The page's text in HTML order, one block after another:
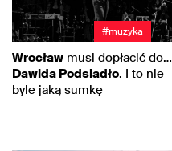
#muzyka
Wrocław musi dopłacić do…
Dawida Podsiadło. I to nie
byle jaką sumkę